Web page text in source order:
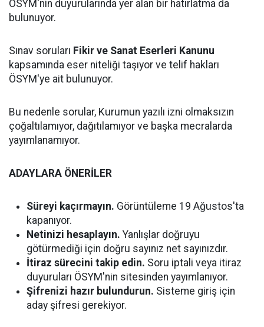
ÖSYM'nin duyurularında yer alan bir hatırlatma da
bulunuyor.
Sınav soruları Fikir ve Sanat Eserleri Kanunu
kapsamında eser niteliği taşıyor ve telif hakları
ÖSYM'ye ait bulunuyor.
Bu nedenle sorular, Kurumun yazılı izni olmaksızın
çoğaltılamıyor, dağıtılamıyor ve başka mecralarda
yayımlanamıyor.
ADAYLARA ÖNERİLER
Süreyi kaçırmayın. Görüntüleme 19 Ağustos'ta
kapanıyor.
Netinizi hesaplayın. Yanlışlar doğruyu
götürmediği için doğru sayınız net sayınızdır.
İtiraz sürecini takip edin. Soru iptali veya itiraz
duyuruları ÖSYM'nin sitesinden yayımlanıyor.
Şifrenizi hazır bulundurun. Sisteme giriş için
aday şifresi gerekiyor.